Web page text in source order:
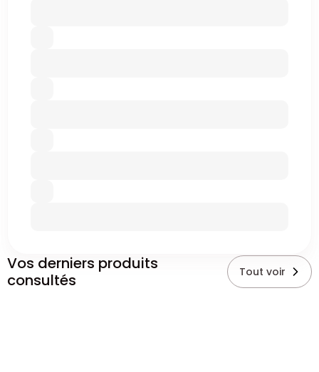
Vos derniers produits
consultés
Tout voir